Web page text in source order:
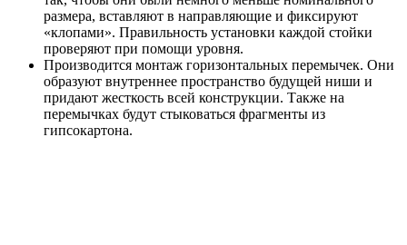
размера, вставляют в направляющие и фиксируют
«клопами». Правильность установки каждой стойки
проверяют при помощи уровня.
Производится монтаж горизонтальных перемычек. Они
образуют внутреннее пространство будущей ниши и
придают жесткость всей конструкции. Также на
перемычках будут стыковаться фрагменты из
гипсокартона.